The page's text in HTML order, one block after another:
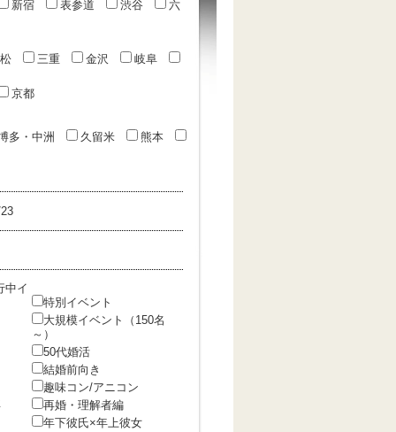
新宿 表参道 渋谷 六
三重 金沢 岐阜
京都
多・中洲 久留米 熊本
中イ
特別イベント
大規模イベント（150名
～）
50代婚活
結婚前向き
趣味コン/アニコン
再婚・理解者編
年下彼氏×年上彼女